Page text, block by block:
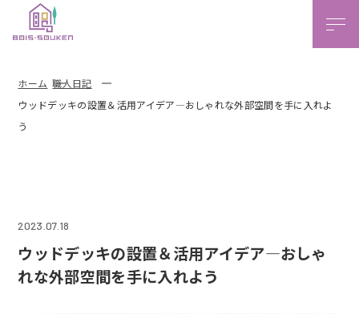
ホーム 職人日記
ウッドデッキの設置＆活用アイデア―おしゃれな外部空間を手に入れよ
う
ウッドデッキの設置＆活用アイデア―おしゃ
れな外部空間を手に入れよう
2023.07.18